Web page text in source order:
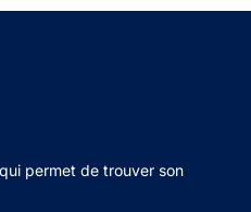
permet de trouver son